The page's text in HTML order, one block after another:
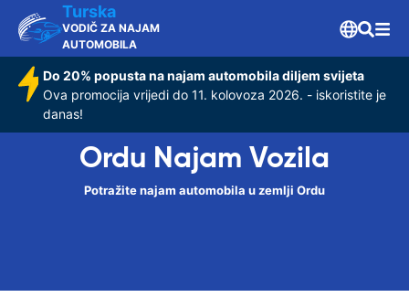
Turska
VODIČ ZA NAJAM
AUTOMOBILA
Do 20% popusta na najam automobila diljem svijeta
Ova promocija vrijedi do 11. kolovoza 2026. - iskoristite je
danas!
Ordu Najam Vozila
Potražite najam automobila u zemlji Ordu